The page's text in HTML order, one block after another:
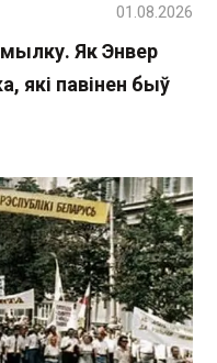
Як Энвер
які павінен быў
01.08.2026